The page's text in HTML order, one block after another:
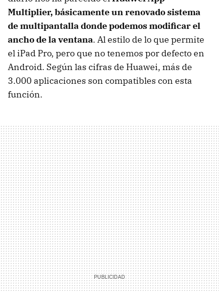
Multiplier, básicamente un renovado sistema
de multipantalla donde podemos modificar el
ancho de la ventana. Al estilo de lo que permite
el iPad Pro, pero que no tenemos por defecto en
Android. Según las cifras de Huawei, más de
3.000 aplicaciones son compatibles con esta
función.